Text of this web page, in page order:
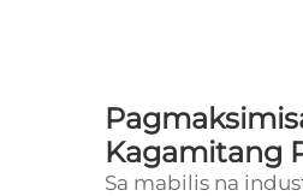
Kagamitang
Sa mabilis na